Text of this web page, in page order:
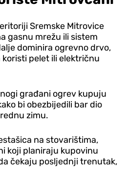
Sremske Mitrovice
gasnu mrežu ili sistem
dominira ogrevno drvo,
pelet ili električnu
građani ogrev kupuju
bi obezbijedili bar dio
zimu.
na stovarištima,
koji planiraju kupovinu
čekaju posljednji trenutak,